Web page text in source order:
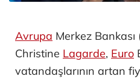
Avrupa Merkez Bankası
Christine Lagarde, Euro
vatandaşlarının artan